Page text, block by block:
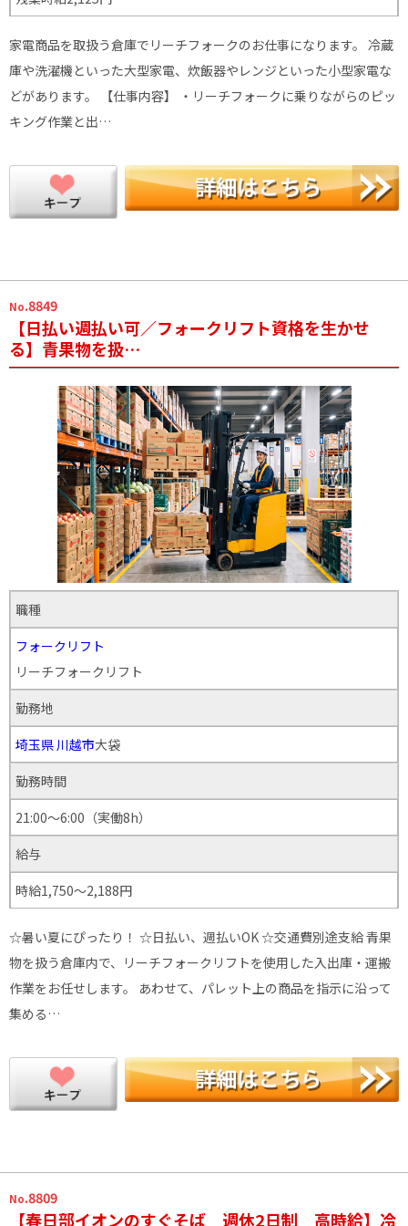
家電商品を取扱う倉庫でリーチフォークのお仕事になります。 冷蔵
庫や洗濯機といった大型家電、炊飯器やレンジといった小型家電な
どがあります。 【仕事内容】 ・リーチフォークに乗りながらのピッ
キング作業と出…
No.8849
【日払い週払い可／フォークリフト資格を生かせ
る】青果物を扱…
職種
フォークリフト
リーチフォークリフト
勤務地
埼玉県 川越市大袋
勤務時間
21:00～6:00（実働8h）
給与
時給1,750～2,188円
☆暑い夏にぴったり！ ☆日払い、週払いOK ☆交通費別途支給 青果
物を扱う倉庫内で、リーチフォークリフトを使用した入出庫・運搬
作業をお任せします。 あわせて、パレット上の商品を指示に沿って
集める…
No.8809
【春日部イオンのすぐそば 週休2日制 高時給】冷